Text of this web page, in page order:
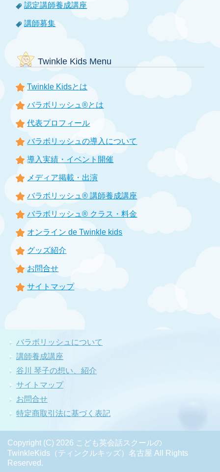
認定講師養成講座
講師募集
Twinkle Kids Menu
Twinkle Kidsとは
バラボリッシュ®とは
代表プロフィール
バラボリッシュの導入について
導入実績・イベント開催
メディア掲載・出演
バラボリッシュ® 講師養成講座
バラボリッシュ® クラス・料金
オンライン de Twinkle kids
グッズ紹介
お問合せ
サイトマップ
バラボリッシュについて
講師養成講座
谷川 琴子の想い、紹介
サイトマップ
お問合せ
特定商取引法に基づく表記
Copyright (C) 2026 こども英会話スクールの
TwinkleKids（ティンクルキッズ）名古屋 All Rights
Reserved.